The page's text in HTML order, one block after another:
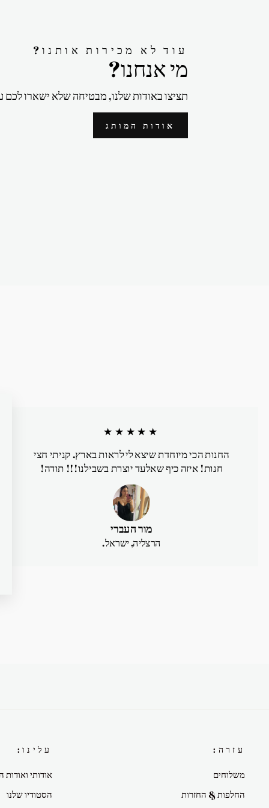
?עוד לא מכירות אותנו
?מי אנחנו
תציצו באודות שלנו, מבטיחה שלא ישארו לכם
אודות המותג
★★★★★
החנות הכי מיוחדת שיצא לי לראות בארץ. קניתי חצי
חנות! איזה כיף שאלעד יוצרת בשבילנו!!! תודה!
מור העברי
הרצליה, ישראל.
עזרה:
משלוחים
החלפות & החזרות
עלינו:
אודותי ואודות
הסטודיו שלנו